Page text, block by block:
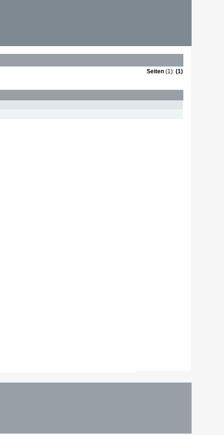
Seiten (1):(1)